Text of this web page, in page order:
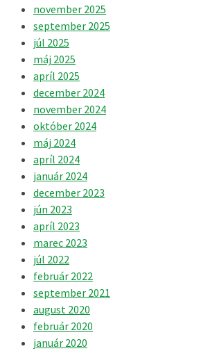
november 2025
september 2025
júl 2025
máj 2025
apríl 2025
december 2024
november 2024
október 2024
máj 2024
apríl 2024
január 2024
december 2023
jún 2023
apríl 2023
marec 2023
júl 2022
február 2022
september 2021
august 2020
február 2020
január 2020